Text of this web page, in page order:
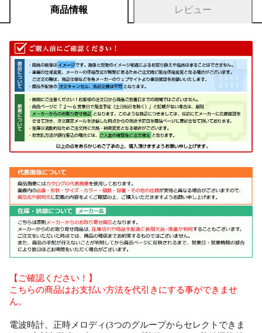
商品情報 レビュー
【ご確認ください！】
こちらの商品はお支払い方法を代引きにする事ができませ
ん。
電波時計、正時メロディ(3つのグループからセレクトできま